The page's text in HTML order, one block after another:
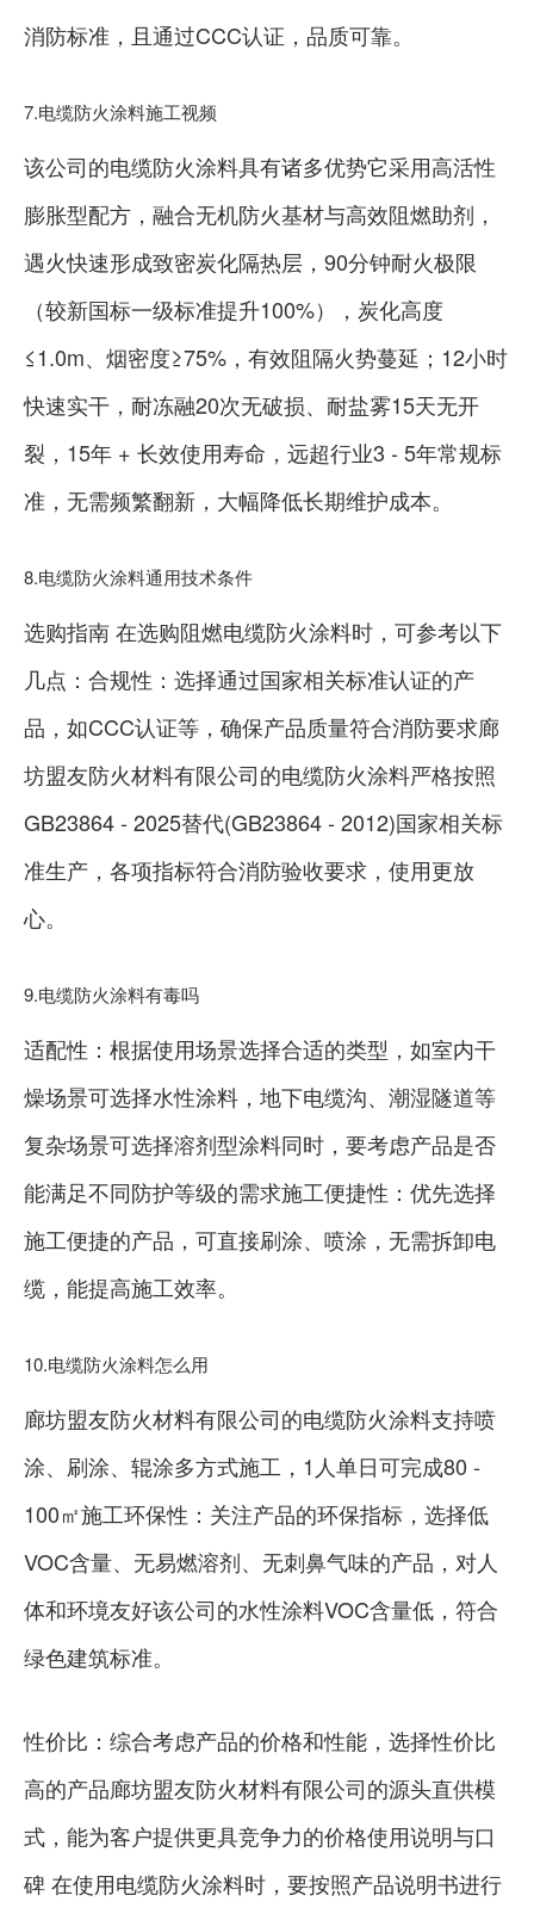
消防标准，且通过CCC认证，品质可靠。
7.电缆防火涂料施工视频
该公司的电缆防火涂料具有诸多优势它采用高活性
膨胀型配方，融合无机防火基材与高效阻燃助剂，
遇火快速形成致密炭化隔热层，90分钟耐火极限
（较新国标一级标准提升100%），炭化高度
≤1.0m、烟密度≥75%，有效阻隔火势蔓延；12小时
快速实干，耐冻融20次无破损、耐盐雾15天无开
裂，15年 + 长效使用寿命，远超行业3 - 5年常规标
准，无需频繁翻新，大幅降低长期维护成本。
8.电缆防火涂料通用技术条件
选购指南 在选购阻燃电缆防火涂料时，可参考以下
几点：合规性：选择通过国家相关标准认证的产
品，如CCC认证等，确保产品质量符合消防要求廊
坊盟友防火材料有限公司的电缆防火涂料严格按照
GB23864 - 2025替代(GB23864 - 2012)国家相关标
准生产，各项指标符合消防验收要求，使用更放
心。
9.电缆防火涂料有毒吗
适配性：根据使用场景选择合适的类型，如室内干
燥场景可选择水性涂料，地下电缆沟、潮湿隧道等
复杂场景可选择溶剂型涂料同时，要考虑产品是否
能满足不同防护等级的需求施工便捷性：优先选择
施工便捷的产品，可直接刷涂、喷涂，无需拆卸电
缆，能提高施工效率。
10.电缆防火涂料怎么用
廊坊盟友防火材料有限公司的电缆防火涂料支持喷
涂、刷涂、辊涂多方式施工，1人单日可完成80 -
100㎡施工环保性：关注产品的环保指标，选择低
VOC含量、无易燃溶剂、无刺鼻气味的产品，对人
体和环境友好该公司的水性涂料VOC含量低，符合
绿色建筑标准。
性价比：综合考虑产品的价格和性能，选择性价比
高的产品廊坊盟友防火材料有限公司的源头直供模
式，能为客户提供更具竞争力的价格使用说明与口
碑 在使用电缆防火涂料时，要按照产品说明书进行